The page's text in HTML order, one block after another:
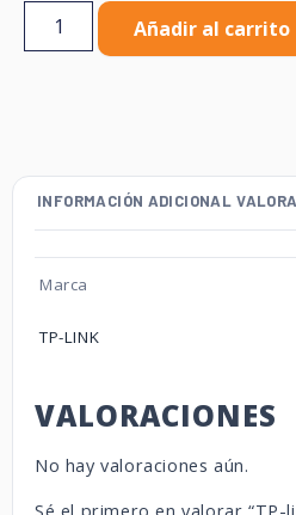
Añadir al carrito
INFORMACIÓN ADICIONAL
Marca
TP-LINK
VALORACIONES
No hay valoraciones aún.